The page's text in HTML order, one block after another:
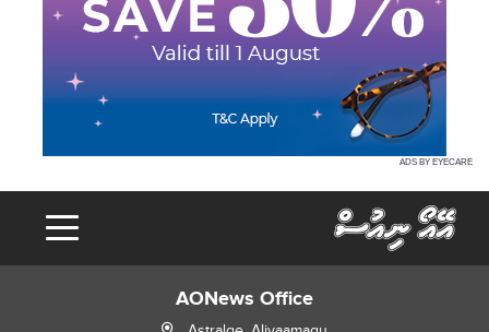
ADS BY EYECARE
AONews Office